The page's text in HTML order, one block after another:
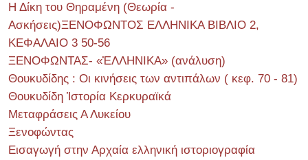
Η Δίκη του Θηραμένη (Θεωρία -
Ασκήσεις)ΞΕΝΟΦΩΝΤΟΣ ΕΛΛΗΝΙΚΑ ΒΙΒΛΙΟ 2,
ΚΕΦΑΛΑΙΟ 3 50-56
ΞΕΝΟΦΩΝΤΑΣ- «ἙΛΛΗΝΙΚΑ» (ανάλυση)
Θουκυδίδης : Οι κινήσεις των αντιπάλων ( κεφ. 70 - 81)
Θουκυδίδη Ἱστορία Κερκυραϊκά
Μεταφράσεις Α Λυκείου
Ξενοφώντας
Εισαγωγή στην Αρχαία ελληνική ιστοριογραφία